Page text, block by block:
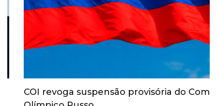
COI revoga suspensão provisória do Comitê